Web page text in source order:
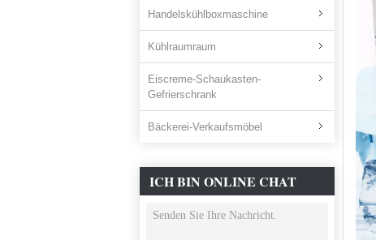
Handelskühlboxmaschine
Kühlraumraum
Eiscreme-Schaukasten-
Gefrierschrank
Bäckerei-Verkaufsmöbel
ICH BIN ONLINE CHAT
JETZT